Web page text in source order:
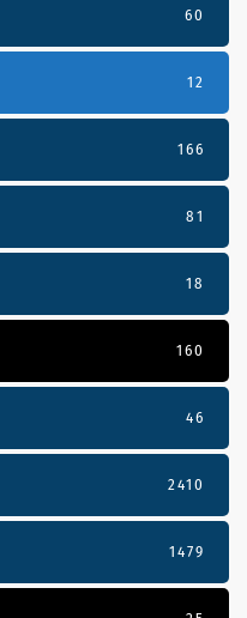
60
12
166
81
18
160
46
2410
1479